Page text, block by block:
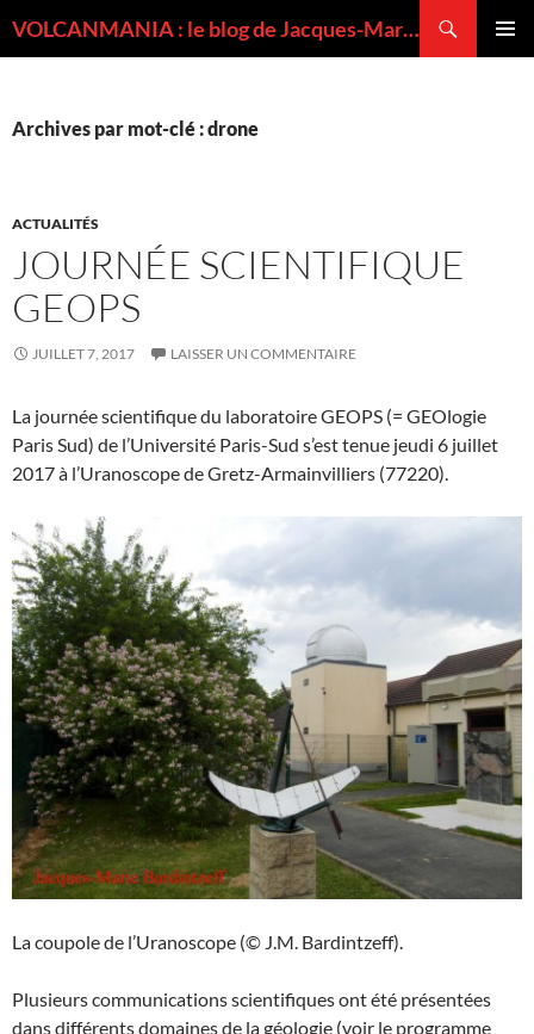
VOLCANMANIA : le blog de Jacques-Marie BARDINTZEFF, volcanologue
Archives par mot-clé : drone
ACTUALITÉS
JOURNÉE SCIENTIFIQUE
GEOPS
JUILLET 7, 2017 LAISSER UN COMMENTAIRE
La journée scientifique du laboratoire GEOPS (= GEOlogie
Paris Sud) de l’Université Paris-Sud s’est tenue jeudi 6 juillet
2017 à l’Uranoscope de Gretz-Armainvilliers (77220).
La coupole de l’Uranoscope (© J.M. Bardintzeff).
Plusieurs communications scientifiques ont été présentées
dans différents domaines de la géologie (voir le programme